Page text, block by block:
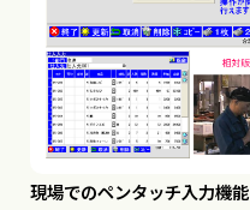
現場でのペンタッチ入力機能